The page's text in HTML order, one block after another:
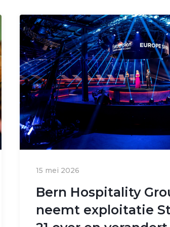
15 mei 2026
Bern Hospitality
neemt exploitatie